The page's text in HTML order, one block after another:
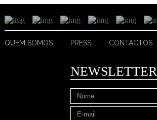
QUEM SOMOS PRESS CONTACTOS
NEWSLETTER